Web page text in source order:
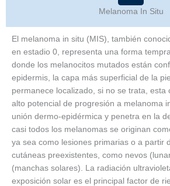
Melanoma In Situ
El melanoma in situ (MIS), también
en estadio 0, representa una forma
donde los melanocitos mutados están
epidermis, la capa más superficial de la
permanece localizado, si no se trata, esta
alto potencial de progresión a melanoma
unión dermo-epidérmica y penetra en la
casi todos los melanomas se originan
ya sea como lesiones primarias o a partir
cutáneas preexistentes, como nevos
(manchas solares). La radiación
exposición solar es el principal factor de